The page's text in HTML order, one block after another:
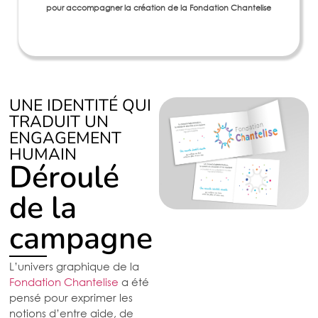
harmonieuse et adaptable à l’ensemble des supports de
UNE IDENTITÉ QUI
TRADUIT UN
ENGAGEMENT
HUMAIN
Déroulé
de la
campagne
L’univers graphique de la
Fondation Chantelise a été
pensé pour exprimer les
notions d’entre aide, de